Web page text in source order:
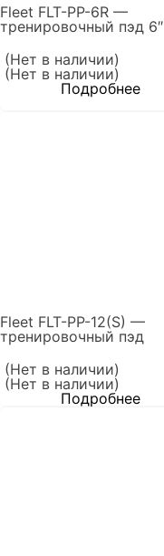
Fleet FLT-PP-6R —
тренировочный пэд 6″
(Нет в наличии)
(Нет в наличии)
Подробнее
Fleet FLT-PP-12(S) —
тренировочный пэд
(Нет в наличии)
(Нет в наличии)
Подробнее